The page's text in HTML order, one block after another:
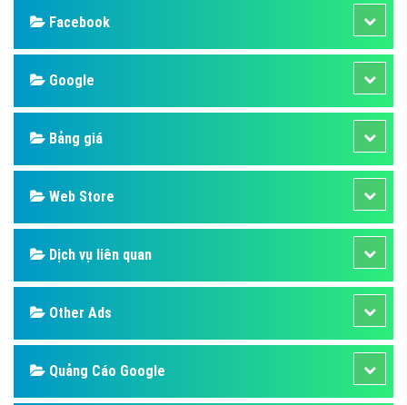
Facebook
Google
Bảng giá
Web Store
Dịch vụ liên quan
Other Ads
Quảng Cáo Google